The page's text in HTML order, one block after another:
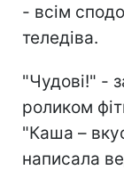
- всім
теледіва.
"Чудові!" -
роликом
"Каша –
написала